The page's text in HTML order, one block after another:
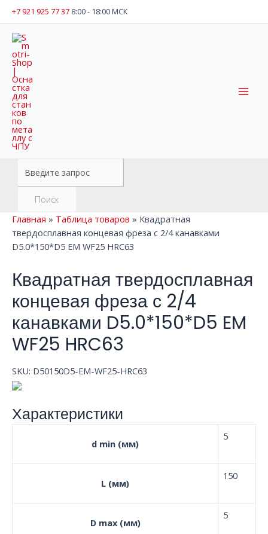
Перейти
содержимому
+7 921 925 77 37 8:00 - 18:00 МСК
товаров
Поиск
Главная » Таблица товаров » Квадратная
твердосплавная концевая фреза с 2/4 канавками
D5.0*150*D5 EM WF25 HRC63
Квадратная твердосплавная
концевая фреза с 2/4
канавками D5.0*150*D5 EM
WF25 HRC63
SKU: D50150D5-EM-WF25-HRC63
Характеристики
d min (мм)
5
L (мм)
150
D max (мм)
5